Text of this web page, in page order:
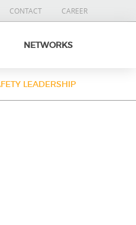
CONTACT CAREER
NETWORKS
LEADERSHIP